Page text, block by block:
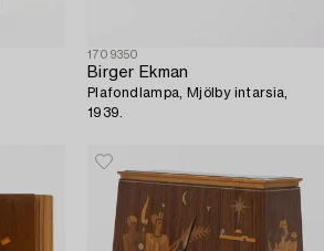
1709350
Birger Ekman
Plafondlampa, Mjölby intarsia,
1939.